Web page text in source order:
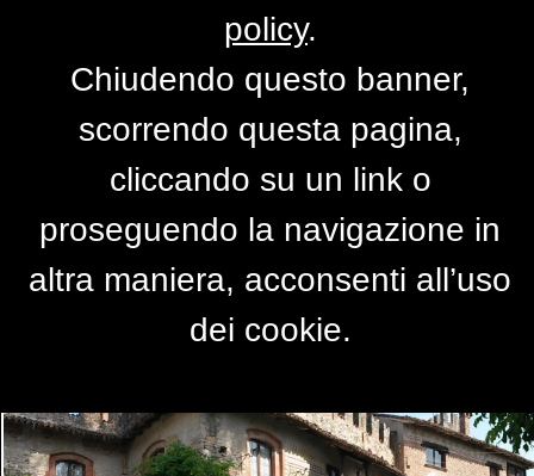
Passeggiando per Grazzano
Visconti
dirosariov
policy.
Chiudendo questo banner,
scorrendo questa pagina,
cliccando su un link o
proseguendo la navigazione in
altra maniera, acconsenti all’uso
dei cookie.